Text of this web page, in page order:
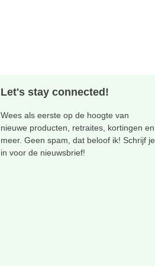
Let's stay connected!
Wees als eerste op de hoogte van
nieuwe producten, retraites, kortingen en
meer. Geen spam, dat beloof ik! Schrijf je
in voor de nieuwsbrief!